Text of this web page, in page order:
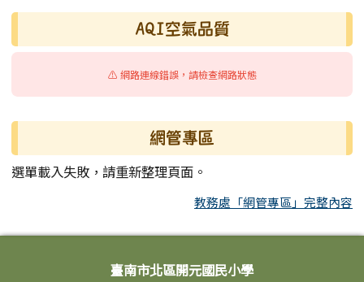
AQI空氣品質
⚠️ 網路連線錯誤，請檢查網路狀態
網管專區
選單載入失敗，請重新整理頁面。
教務處「網管專區」完整內容
頁尾區域內容臺南市北區開元國民小學